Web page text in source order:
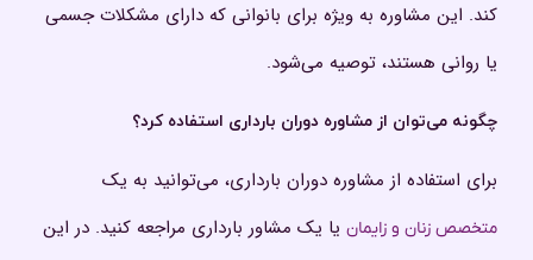
کند. این مشاوره به ویژه برای بانوانی که دارای مشکلات جسمی
یا روانی هستند، توصیه می‌شود.
چگونه می‌توان از مشاوره دوران بارداری استفاده کرد؟
برای استفاده از مشاوره دوران بارداری، می‌توانید به یک
متخصص زنان و زایمان یا یک مشاور بارداری مراجعه کنید. در این